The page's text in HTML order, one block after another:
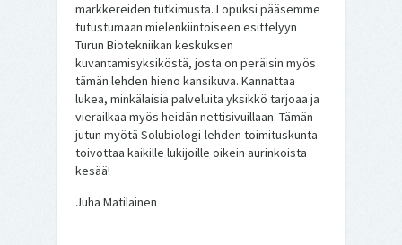
markkereiden tutkimusta. Lopuksi pääsemme
tutustumaan mielenkiintoiseen esittelyyn
Turun Biotekniikan keskuksen
kuvantamisyksiköstä, josta on peräisin myös
tämän lehden hieno kansikuva. Kannattaa
lukea, minkälaisia palveluita yksikkö tarjoaa ja
vierailkaa myös heidän nettisivuillaan. Tämän
jutun myötä Solubiologi-lehden toimituskunta
toivottaa kaikille lukijoille oikein aurinkoista
kesää!
Juha Matilainen